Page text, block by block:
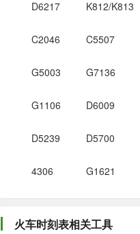
D6217 K812/K813
C2046 C5507
G5003 G7136
G1106 D6009
D5239 D5700
4306 G1621
火车时刻表相关工具